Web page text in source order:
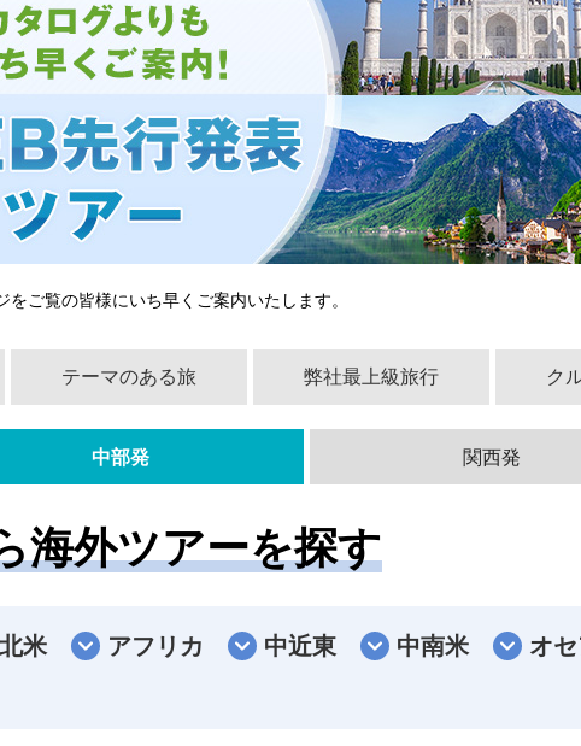
ご覧の皆様にいち早くご案内いたします。
テーマのある旅 弊社最上級旅行 ク
中部発 関西発
海外ツアーを探す
北米 アフリカ 中近東 中南米
オ